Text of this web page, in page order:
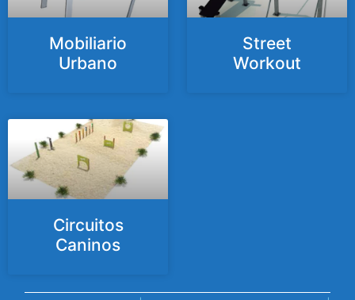
Mobiliario
Urbano
Street
Workout
Circuitos
Caninos